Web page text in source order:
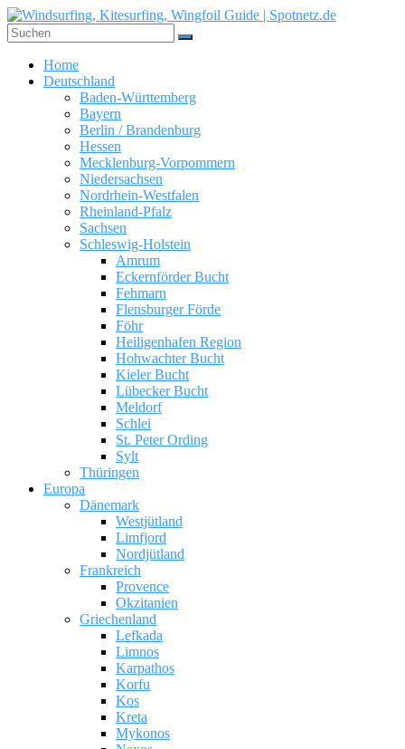
Zum
Inhalt
springen
Windsurfing,
Kitesurfing,
Wingfoil
Spotnetz.de
WINDSURFING
KITESURFING
Home
Deutschland
Baden-Württemberg
Bayern
Berlin / Brandenburg
Hessen
Mecklenburg-Vorpommern
Niedersachsen
Nordrhein-Westfalen
Rheinland-Pfalz
Sachsen
Schleswig-Holstein
Amrum
Eckernförder Bucht
Fehmarn
Flensburger Förde
Föhr
Heiligenhafen Region
Hohwachter Bucht
Kieler Bucht
Lübecker Bucht
Meldorf
Schlei
St. Peter Ording
Sylt
Thüringen
Europa
Dänemark
Westjütland
Limfjord
Nordjütland
Frankreich
Provence
Okzitanien
Griechenland
Lefkada
Limnos
Karpathos
Korfu
Kos
Kreta
Mykonos